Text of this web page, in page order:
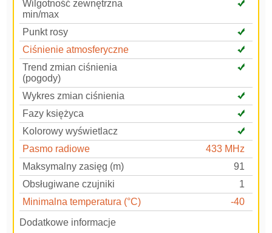
Wilgotność zewnętrzna
min/max
Punkt rosy
Ciśnienie atmosferyczne
Trend zmian ciśnienia
(pogody)
Wykres zmian ciśnienia
Fazy księżyca
Kolorowy wyświetlacz
Pasmo radiowe
433 MHz
Maksymalny zasięg (m)
91
Obsługiwane czujniki
1
Minimalna temperatura (°C)
-40
Dodatkowe informacje